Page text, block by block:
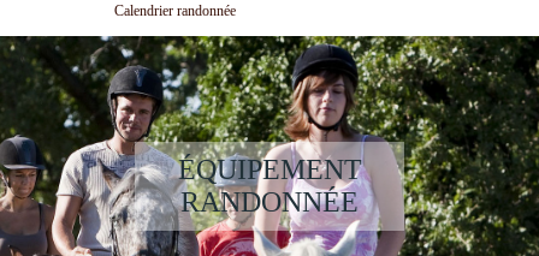
Calendrier randonnée
ÉQUIPEMENT
RANDONNÉE